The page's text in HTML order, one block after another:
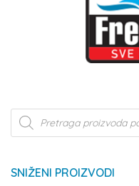
Products
search
SNIŽENI PROIZVODI